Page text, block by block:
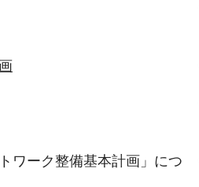
ワーク整備基本計画」につ